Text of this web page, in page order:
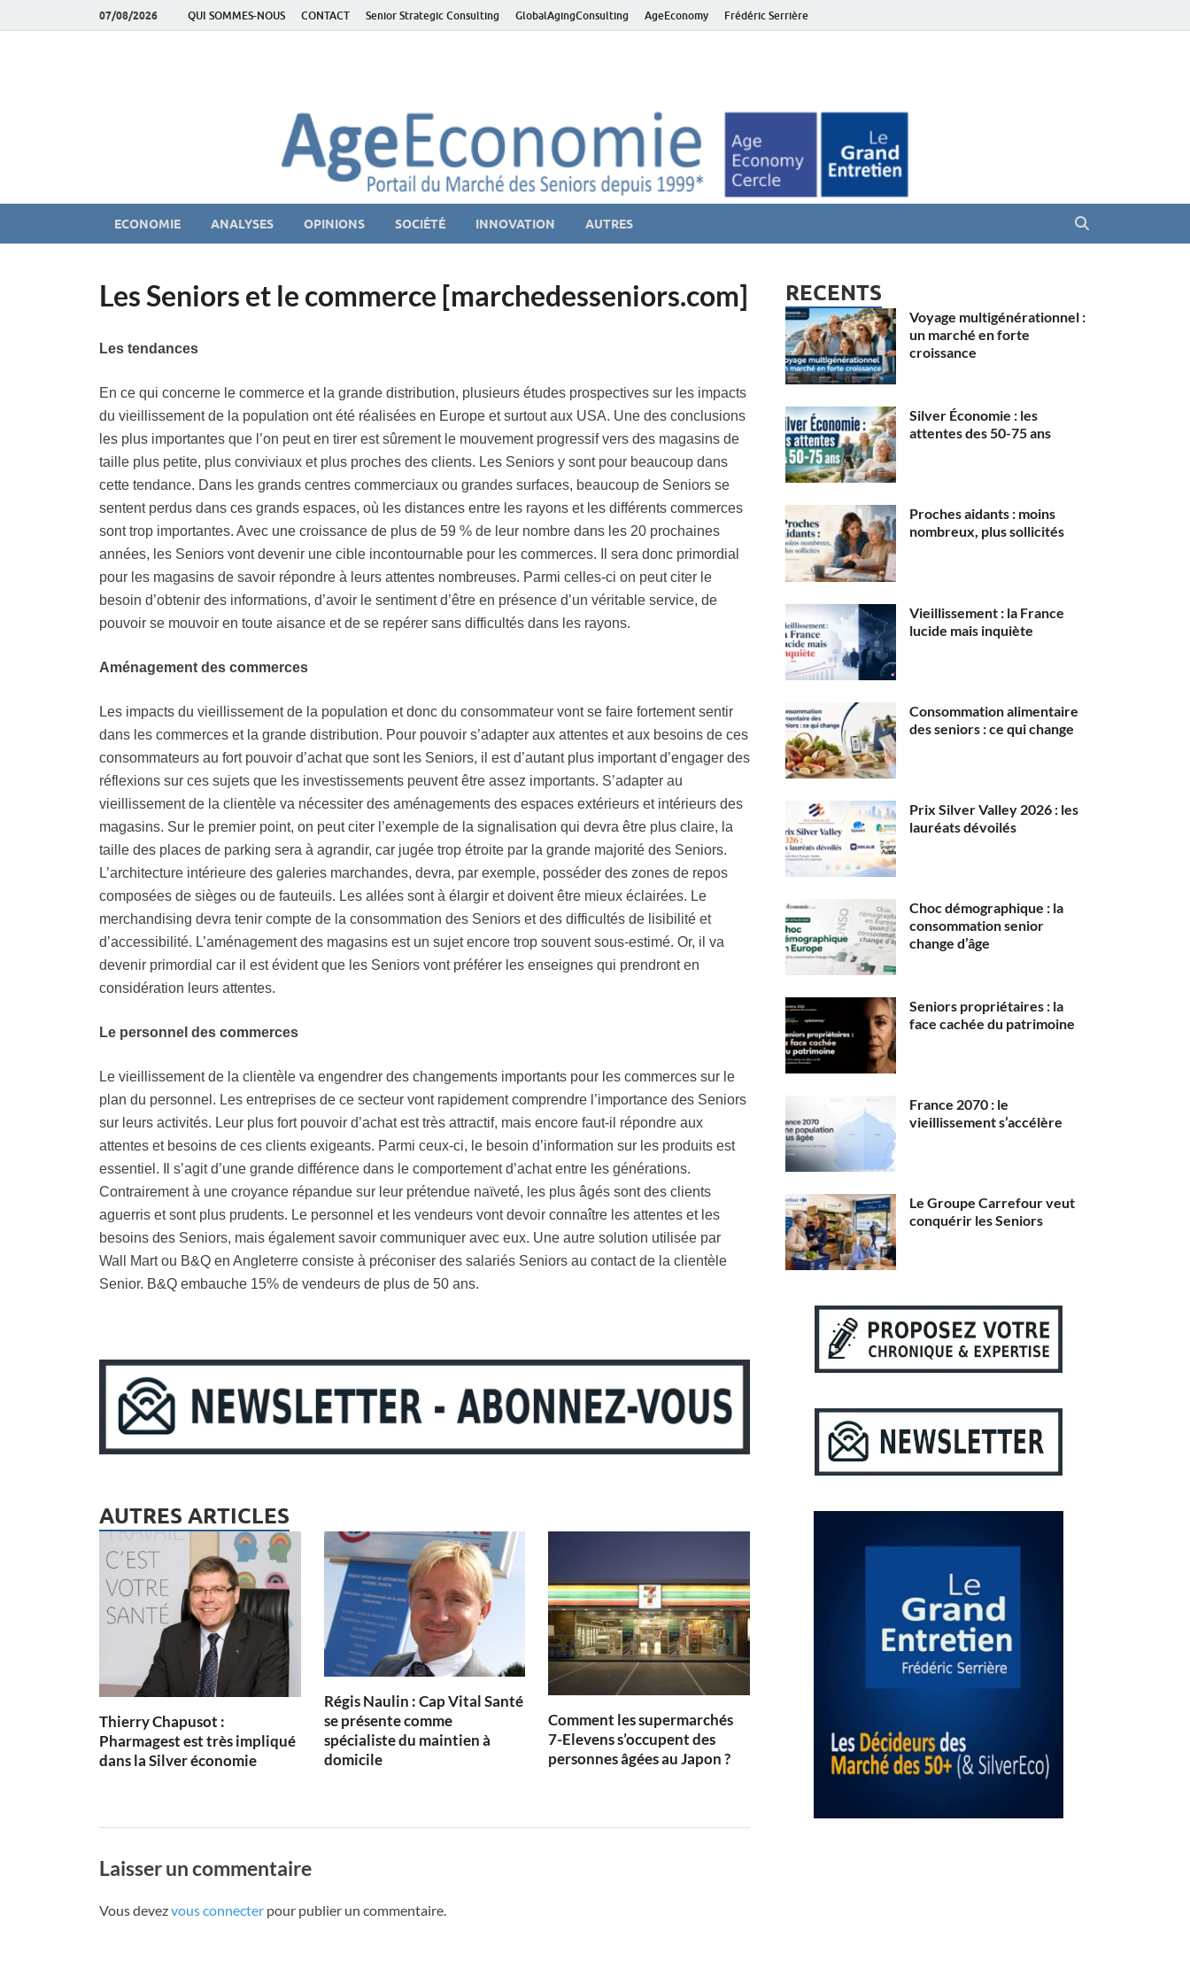
07/08/2026 QUI SOMMES-NOUS CONTACT Senior Strategic Consulting GlobalAgingConsulting AgeEconomy Frédéric Serrière
ECONOMIE ANALYSES OPINIONS SOCIÉTÉ INNOVATION AUTRES
Les Seniors et le commerce [marchedesseniors.com]
Les tendances
En ce qui concerne le commerce et la grande distribution, plusieurs études prospectives sur les impacts
du vieillissement de la population ont été réalisées en Europe et surtout aux USA. Une des conclusions
les plus importantes que l’on peut en tirer est sûrement le mouvement progressif vers des magasins de
taille plus petite, plus conviviaux et plus proches des clients. Les Seniors y sont pour beaucoup dans
cette tendance. Dans les grands centres commerciaux ou grandes surfaces, beaucoup de Seniors se
sentent perdus dans ces grands espaces, où les distances entre les rayons et les différents commerces
sont trop importantes. Avec une croissance de plus de 59 % de leur nombre dans les 20 prochaines
années, les Seniors vont devenir une cible incontournable pour les commerces. Il sera donc primordial
pour les magasins de savoir répondre à leurs attentes nombreuses. Parmi celles-ci on peut citer le
besoin d’obtenir des informations, d’avoir le sentiment d’être en présence d’un véritable service, de
pouvoir se mouvoir en toute aisance et de se repérer sans difficultés dans les rayons.
Aménagement des commerces
Les impacts du vieillissement de la population et donc du consommateur vont se faire fortement sentir
dans les commerces et la grande distribution. Pour pouvoir s’adapter aux attentes et aux besoins de ces
consommateurs au fort pouvoir d’achat que sont les Seniors, il est d’autant plus important d’engager des
réflexions sur ces sujets que les investissements peuvent être assez importants. S’adapter au
vieillissement de la clientèle va nécessiter des aménagements des espaces extérieurs et intérieurs des
magasins. Sur le premier point, on peut citer l’exemple de la signalisation qui devra être plus claire, la
taille des places de parking sera à agrandir, car jugée trop étroite par la grande majorité des Seniors.
L’architecture intérieure des galeries marchandes, devra, par exemple, posséder des zones de repos
composées de sièges ou de fauteuils. Les allées sont à élargir et doivent être mieux éclairées. Le
merchandising devra tenir compte de la consommation des Seniors et des difficultés de lisibilité et
d’accessibilité. L’aménagement des magasins est un sujet encore trop souvent sous-estimé. Or, il va
devenir primordial car il est évident que les Seniors vont préférer les enseignes qui prendront en
considération leurs attentes.
Le personnel des commerces
Le vieillissement de la clientèle va engendrer des changements importants pour les commerces sur le
plan du personnel. Les entreprises de ce secteur vont rapidement comprendre l’importance des Seniors
sur leurs activités. Leur plus fort pouvoir d’achat est très attractif, mais encore faut-il répondre aux
attentes et besoins de ces clients exigeants. Parmi ceux-ci, le besoin d’information sur les produits est
essentiel. Il s’agit d’une grande différence dans le comportement d’achat entre les générations.
Contrairement à une croyance répandue sur leur prétendue naïveté, les plus âgés sont des clients
aguerris et sont plus prudents. Le personnel et les vendeurs vont devoir connaître les attentes et les
besoins des Seniors, mais également savoir communiquer avec eux. Une autre solution utilisée par
Wall Mart ou B&Q en Angleterre consiste à préconiser des salariés Seniors au contact de la clientèle
Senior. B&Q embauche 15% de vendeurs de plus de 50 ans.
AUTRES ARTICLES
Thierry Chapusot :
Pharmagest est très impliqué
dans la Silver économie
Régis Naulin : Cap Vital Santé
se présente comme
spécialiste du maintien à
domicile
Comment les supermarchés
7-Elevens s’occupent des
personnes âgées au Japon ?
Laisser un commentaire
Vous devezvous connecter pour publier un commentaire.
RECENTS
Voyage multigénérationnel :
un marché en forte
croissance
Silver Économie : les
attentes des 50-75 ans
Proches aidants : moins
nombreux, plus sollicités
Vieillissement : la France
lucide mais inquiète
Consommation alimentaire
des seniors : ce qui change
Prix Silver Valley 2026 : les
lauréats dévoilés
Choc démographique : la
consommation senior
change d’âge
Seniors propriétaires : la
face cachée du patrimoine
France 2070 : le
vieillissement s’accélère
Le Groupe Carrefour veut
conquérir les Seniors